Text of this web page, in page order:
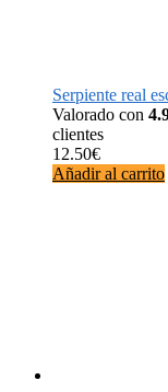
Serpiente real
Valorado con
clientes
12.50€
Añadir al carrito